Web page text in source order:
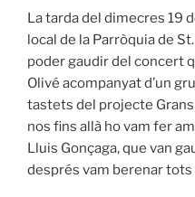
La tarda del dimecres 19
local de la Parròquia de
poder gaudir del concert
Olivé acompanyat d’un
tastets del projecte
nos fins allà ho vam fer
Lluis Gonçaga, que van
després vam berenar tots